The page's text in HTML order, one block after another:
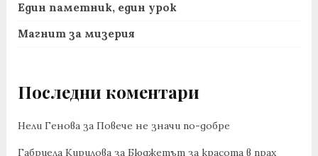
Един паметник, един урок
Магнит за мизерия
Последни коментари
Нели Генова за Повече не значи по-добре
Габриела Кирилова за Бюджетът за красота в прах